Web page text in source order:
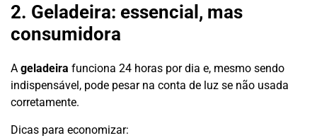
2. Geladeira: essencial, mas
consumidora
A geladeira funciona 24 horas por dia e, mesmo sendo
indispensável, pode pesar na conta de luz se não usada
corretamente.
Dicas para economizar: